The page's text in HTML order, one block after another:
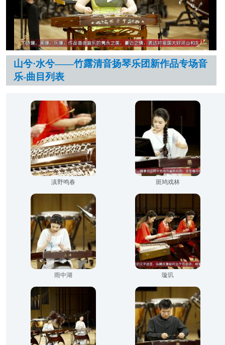
山兮·水兮——竹露清音扬琴乐团新作品专场音
乐-曲目列表
滇野鸣春 斑鸠戏林
雨中湖 璇玑